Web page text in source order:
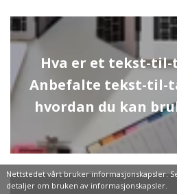
Hva er et tekst-
Anbefalte tekst-til-
hvordan du kan
Nettstedet vårt bruker informasjonskapsler.
detaljer om bruken av informasjonskapsler.